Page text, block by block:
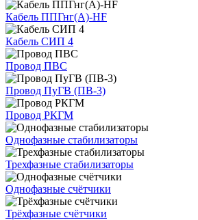
Кабель ППГнг(А)-HF
Кабель СИП 4
Провод ПВС
Провод ПуГВ (ПВ-3)
Провод РКГМ
Однофазные стабилизаторы
Трехфазные стабилизаторы
Однофазные счётчики
Трёхфазные счётчики